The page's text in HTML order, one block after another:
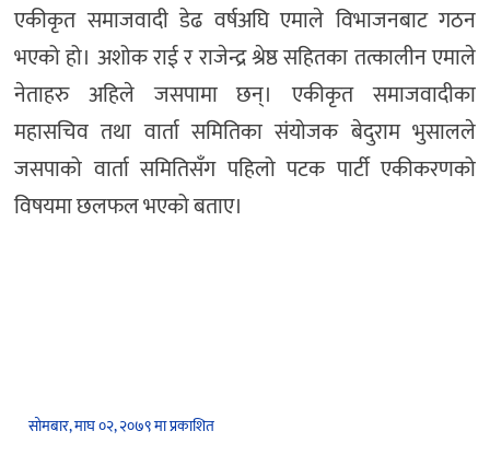
एकीकृत समाजवादी डेढ वर्षअघि एमाले विभाजनबाट गठन
भएको हो। अशोक राई र राजेन्द्र श्रेष्ठ सहितका तत्कालीन एमाले
नेताहरु अहिले जसपामा छन्। एकीकृत समाजवादीका
महासचिव तथा वार्ता समितिका संयोजक बेदुराम भुसालले
जसपाको वार्ता समितिसँग पहिलो पटक पार्टी एकीकरणको
विषयमा छलफल भएको बताए।
सोमबार, माघ ०२, २०७९ मा प्रकाशित